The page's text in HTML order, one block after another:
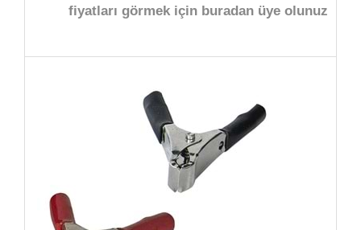
fiyatları görmek için buradan üye olunuz